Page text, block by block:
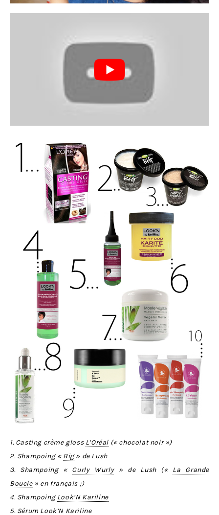
1. Casting crème gloss L’Oréal (« chocolat noir »)
2. Shampoing « Big» de Lush
3. Shampoing « Curly Wurly» de Lush (« La Grande
Boucle» en français ;)
4. ShampoingLook’N Kariline
5. Sérum Look’N Kariline